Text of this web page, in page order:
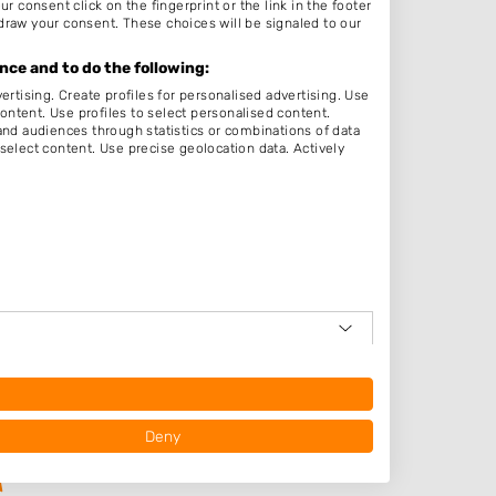
consent click on the fingerprint or the link in the footer
your consent. These choices will be signaled to our
and to do the following:
Create profiles for personalised advertising. Use
Use profiles to select personalised content.
audiences through statistics or combinations of data
content. Use precise geolocation data. Actively
Deny